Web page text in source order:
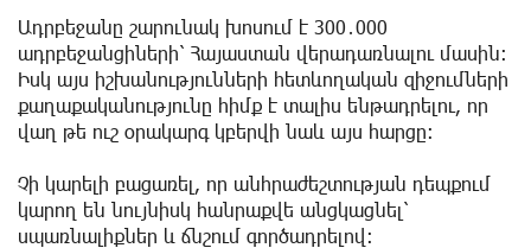
Ադրբեջանը շարունակ խոսում է 300․000
ադրբեջանցիների՝ Հայաստան վերադառնալու մասին։
Իսկ այս իշխանությունների հետևողական զիջումների
քաղաքականությունը հիմք է տալիս ենթադրելու, որ
վաղ թե ուշ օրակարգ կբերվի նաև այս հարցը։
Չի կարելի բացառել, որ անհրաժեշտության դեպքում
կարող են նույնիսկ հանրաքվե անցկացնել՝
սպառնալիքներ և ճնշում գործադրելով։